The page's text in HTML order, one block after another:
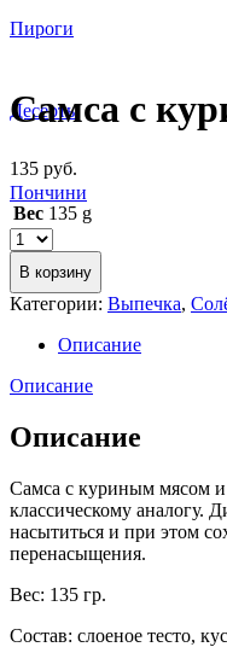
Пироги
Десерты
Пончини
Самса с
135 руб.
Вес 135 g
В корзину
Категории: Выпечка,
Описание
Описание
Описание
Самса с куриным мясом и
классическому аналогу.
насытиться и при этом
перенасыщения.
Вес: 135 гр.
Состав: слоеное тесто,